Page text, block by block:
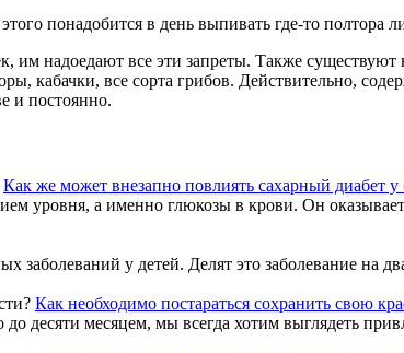
понадобится в день выпивать где-то полтора
надоедают все эти запреты. Также
кабачки, все сорта грибов. Действительно,
и постоянно.
Как же может внезапно повлиять сахарный диабет
уровня, а именно глюкозы в крови. Он
заболеваний у детей. Делят это заболевание на
Как необходимо постараться сохранить свою
десяти месяцем, мы всегда хотим выглядеть